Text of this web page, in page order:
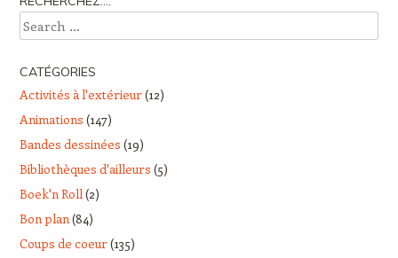
Search
CATÉGORIES
Activités à l'extérieur(12)
Animations (147)
Bandes dessinées (19)
Bibliothèques d'ailleurs (5)
Boek'n Roll(2)
Bon plan(84)
Coups de coeur(135)